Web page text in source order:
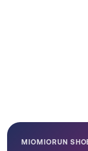
MIOMIORUN